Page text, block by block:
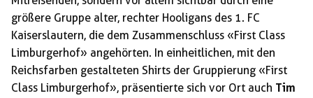
größere Gruppe alter, rechter Hooligans des 1. FC
Kaiserslautern, die dem Zusammenschluss «First Class
Limburgerhof» angehörten. In einheitlichen, mit den
Reichsfarben gestalteten Shirts der Gruppierung «First
Class Limburgerhof», präsentierte sich vor Ort auch Tim